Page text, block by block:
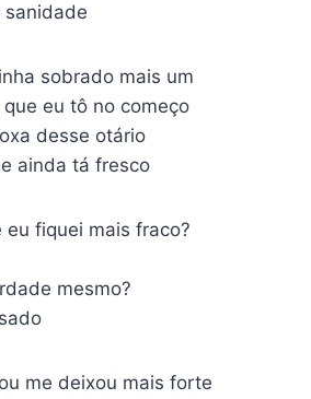
sanidade
sobrado mais um
eu tô no começo
desse otário
ainda tá fresco
eu fiquei mais fraco?
mesmo?
me deixou mais forte